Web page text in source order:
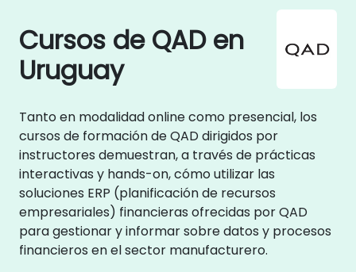
Cursos de QAD en
Uruguay
Tanto en modalidad online como presencial, los
cursos de formación de QAD dirigidos por
instructores demuestran, a través de prácticas
interactivas y hands-on, cómo utilizar las
soluciones ERP (planificación de recursos
empresariales) financieras ofrecidas por QAD
para gestionar y informar sobre datos y procesos
financieros en el sector manufacturero.